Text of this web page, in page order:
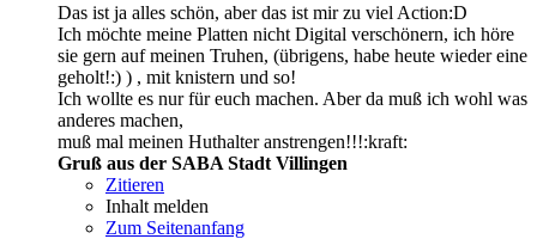
Das ist ja alles schön, aber das ist mir zu viel Action:D
Ich möchte meine Platten nicht Digital verschönern, ich höre
sie gern auf meinen Truhen, (übrigens, habe heute wieder eine
geholt!:) ) , mit knistern und so!
Ich wollte es nur für euch machen. Aber da muß ich wohl was
anderes machen,
muß mal meinen Huthalter anstrengen!!!:kraft:
Gruß aus der SABA Stadt Villingen
Zitieren
Inhalt melden
Zum Seitenanfang